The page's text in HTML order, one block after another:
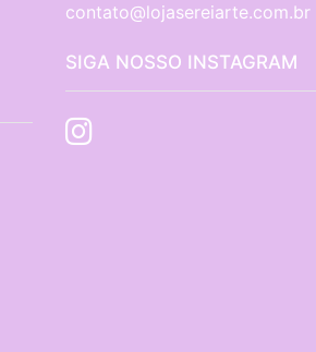
contato@lojasereiarte.com.br
SIGA NOSSO INSTAGRAM